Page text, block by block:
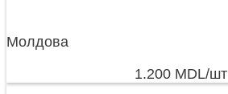
Молдова
1.200 MDL/шт